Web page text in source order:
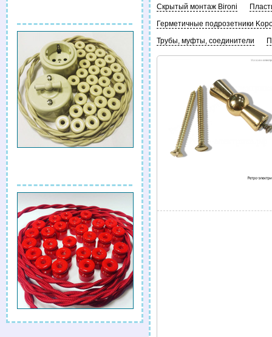
Скрытый монтаж Bironi
Герметичные подрозетники
Трубы, муфты, соединители